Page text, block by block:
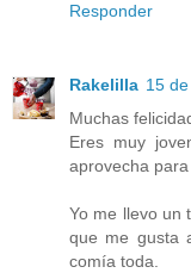
Responder
Rakelilla 15
Muchas
Eres muy
aprovecha
Yo me llevo un
que me gusta
comía toda.